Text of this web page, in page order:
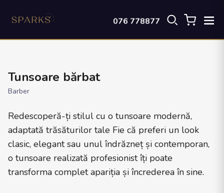
076 778877
Tunsoare bărbat
Barber
Redescoperă-ți stilul cu o tunsoare modernă,
adaptată trăsăturilor tale Fie că preferi un look
clasic, elegant sau unul îndrăzneț și contemporan,
o tunsoare realizată profesionist îți poate
transforma complet apariția și încrederea în sine.